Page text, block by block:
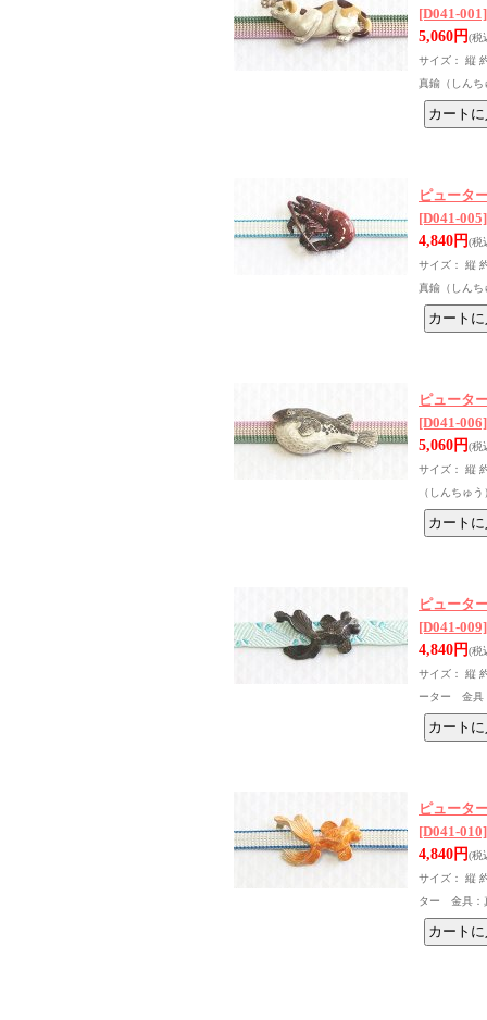
[D041-001]
5,060円(税
サイズ： 縦
真鍮（しんち
ピュータ
[D041-005]
4,840円(税
サイズ： 縦
真鍮（しんち
ピュータ
[D041-006]
5,060円(税
サイズ： 縦
（しんちゅう
ピュータ
[D041-009]
4,840円(税
サイズ： 縦
ーター 金具
ピュータ
[D041-010]
4,840円(税
サイズ： 縦
ター 金具：